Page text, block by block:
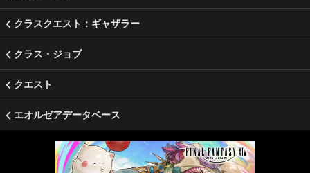
クラスクエスト：ギャザラー
クラス・ジョブ
クエスト
エオルゼアデータベース